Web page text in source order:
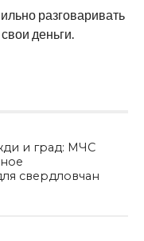
разговаривать
деньги.
и град: МЧС
свердловчан